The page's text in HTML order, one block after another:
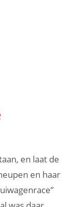
en laat de
en haar